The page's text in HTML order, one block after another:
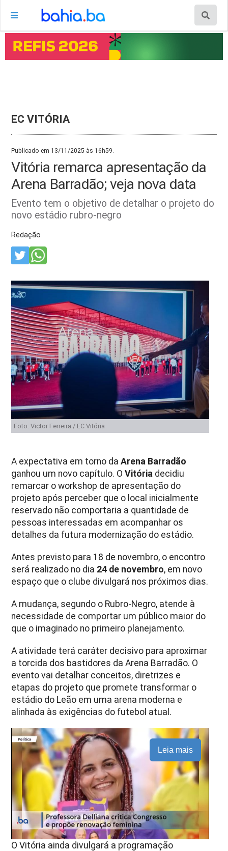
EC VITÓRIA
Publicado em 13/11/2025 às 16h59.
Vitória remarca apresentação da
Arena Barradão; veja nova data
Evento tem o objetivo de detalhar o projeto do
novo estádio rubro-negro
Redação
Foto: Victor Ferreira / EC Vitória
A expectativa em torno daArena Barradão
ganhou um novo capítulo. OVitória decidiu
remarcar o workshop de apresentação do
projeto após perceber que o local inicialmente
reservado não comportaria a quantidade de
pessoas interessadas em acompanhar os
detalhes da futura modernização do estádio.
Antes previsto para 18 de novembro, o encontro
será realizado no dia 24 de novembro, em novo
espaço que o clube divulgará nos próximos dias.
A mudança, segundo o Rubro-Negro, atende à
necessidade de comportar um público maior do
que o imaginado no primeiro planejamento.
A atividade terá caráter decisivo para aproximar
a torcida dos bastidores da Arena Barradão. O
evento vai detalhar conceitos, diretrizes e
etapas do projeto que promete transformar o
estádio do Leão em uma arena moderna e
alinhada às exigências do futebol atual.
Leia mais
O Vitória ainda divulgará a programação